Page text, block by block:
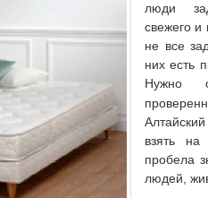
люди
свежего и
не все
них есть
Нужно
взять на
пробела
людей,